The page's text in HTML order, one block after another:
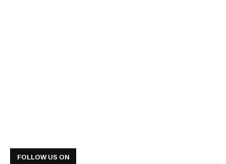
FOLLOW US ON